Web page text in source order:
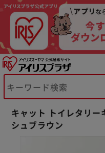
キャット トイレタリ
シュブラウン
※ご確認ください